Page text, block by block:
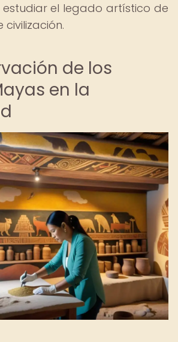
el legado artístico de
de los
en la